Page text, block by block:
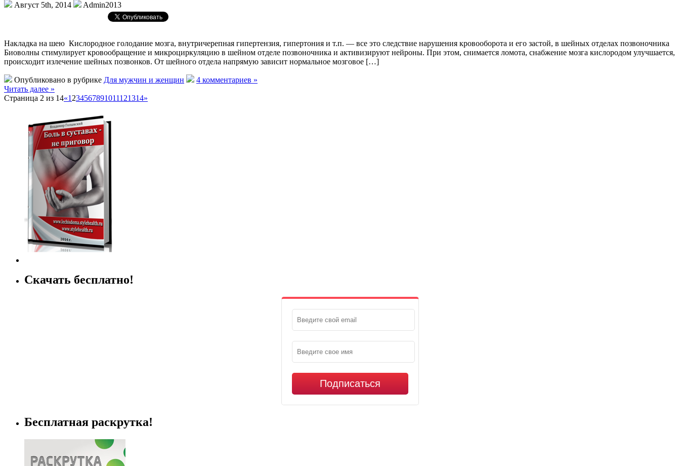
Август 5th, 2014 Admin2013
Накладка на шею Кислородное голодание мозга, внутричерепная гипертензия, гипертония и т.п. — все это следствие нарушения кровооборота и его застой, в шейных отделах позвоночника
Биоволны стимулирует кровообращение и микроциркуляцию в шейном отделе позвоночника и активизируют нейроны. При этом, снимается ломота, снабжение мозга кислородом улучшается,
происходит излечение шейных позвонков. От шейного отдела напрямую зависит нормальное мозговое […]
Опубликовано в рубрике Для мужчин и женщин
4 комментариев »
Читать далее »
Страница 2 из 14«1 234567891011121314»
Скачать бесплатно!
Подписаться
Бесплатная раскрутка!